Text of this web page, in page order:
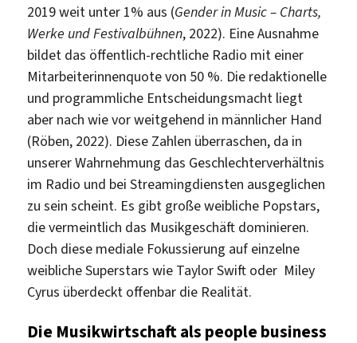
2019 weit unter 1% aus (Gender in Music – Charts,
Werke und Festivalbühnen, 2022). Eine Ausnahme
bildet das öffentlich-rechtliche Radio mit einer
Mitarbeiterinnenquote von 50 %. Die redaktionelle
und programmliche Entscheidungsmacht liegt
aber nach wie vor weitgehend in männlicher Hand
(Röben, 2022). Diese Zahlen überraschen, da in
unserer Wahrnehmung das Geschlechterverhältnis
im Radio und bei Streamingdiensten ausgeglichen
zu sein scheint. Es gibt große weibliche Popstars,
die vermeintlich das Musikgeschäft dominieren.
Doch diese mediale Fokussierung auf einzelne
weibliche Superstars wie Taylor Swift oder Miley
Cyrus überdeckt offenbar die Realität.
Die Musikwirtschaft als people business